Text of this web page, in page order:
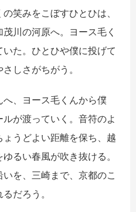
笑みをこぼすひとひは、
川の河原へ。ヨース毛く
た。ひとひや僕に投げて
しさがちがう。
、ヨース毛くんから僕
が渡っていく。音符のよ
うどよい距離を保ち、越
るい春風が吹き抜ける。
を、三崎まで、京都のこ
だろう。